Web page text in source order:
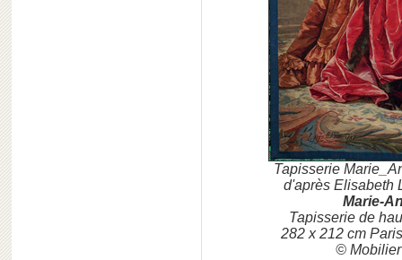
Tapisserie
d'après Elisabeth
Marie-
Tapisserie de
282 x 212 cm
©